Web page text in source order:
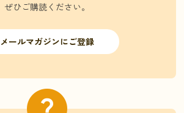
ぜひご購読ください。
メールマガジンにご登録